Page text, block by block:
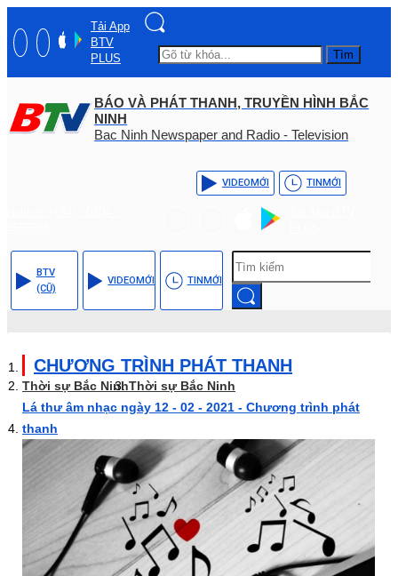
Tải App
BTV
PLUS
Tìm
BÁO VÀ PHÁT THANH, TRUYỀN HÌNH BẮC
NINH
Bac Ninh Newspaper and Radio - Television
VIDEOMỚI TINMỚI
BTV
(CŨ)
VIDEOMỚI TINMỚI
CHƯƠNG TRÌNH PHÁT THANH
Thời sự Bắc NinhThời sự Bắc Ninh
Lá thư âm nhạc ngày 12 - 02 - 2021 - Chương trình phát
thanh